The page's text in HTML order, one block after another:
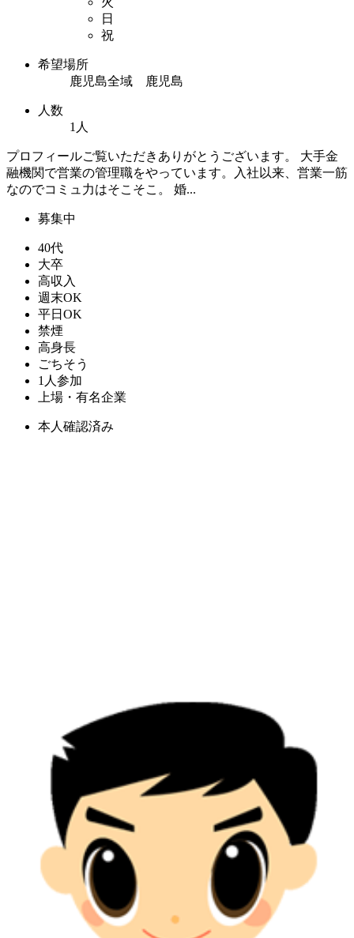
日
祝
希望場所
鹿児島全域 鹿児島
人数
1人
プロフィールご覧いただきありがとうございます。 大手金
融機関で営業の管理職をやっています。入社以来、営業一筋
なのでコミュ力はそこそこ。 婚...
募集中
40代
大卒
高収入
週末OK
平日OK
禁煙
高身長
ごちそう
1人参加
上場・有名企業
本人確認済み